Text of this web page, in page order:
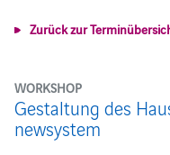
Zurück zur
WORKSHOP
Gestaltung des
newsystem